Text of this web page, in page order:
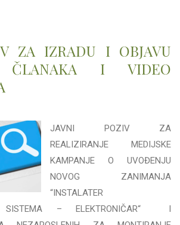
ZA IZRADU I OBJAVU
ČLANAKA I VIDEO
JAVNI POZIV ZA
REALIZIRANJE MEDIJSKE
KAMPANJE O UVOĐENJU
NOVOG ZANIMANJA
“INSTALATER
SISTEMA – ELEKTRONIČAR“ I